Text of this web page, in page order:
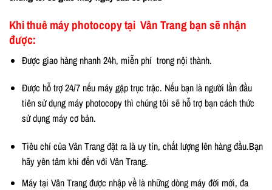
Khi thuê máy photocopy tại Vân Trang bạn sẽ nhận
được:
Được giao hàng nhanh 24h, miễn phí trong nội thành.
Được hỗ trợ 24/7 nếu máy gặp trục trặc. Nếu bạn là người lần đầu
tiên sử dụng máy photocopy thì chúng tôi sẽ hỗ trợ bạn cách thức
sử dụng máy cơ bản.
Tiêu chí của Vân Trang đặt ra là uy tín, chất lượng lên hàng đầu.Bạn
hãy yên tâm khi đến với Vân Trang.
Máy tại Vân Trang được nhập về là những dòng máy đời mới, đa